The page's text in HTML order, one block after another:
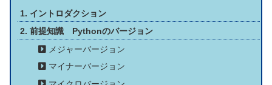
イントロダクション
前提知識 Pythonのバージョン
メジャーバージョン
マイナーバージョン